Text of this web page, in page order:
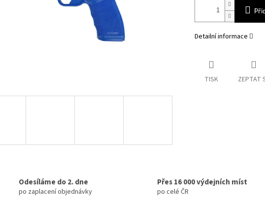
Detailní informace
TISK ZEPTAT
Odesíláme do 2. dne
po zaplacení objednávky
Přes 16 000 výdejních míst
po celé ČR